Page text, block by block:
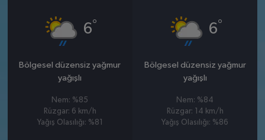
6°
Bölgesel düzensiz yağmur
yağışlı
Nem: %85
Rüzgar: 6 km/h
Yağış Olasılığı: %81
6°
Bölgesel düzensiz yağmur
yağışlı
Nem: %84
Rüzgar: 14 km/h
Yağış Olasılığı: %86